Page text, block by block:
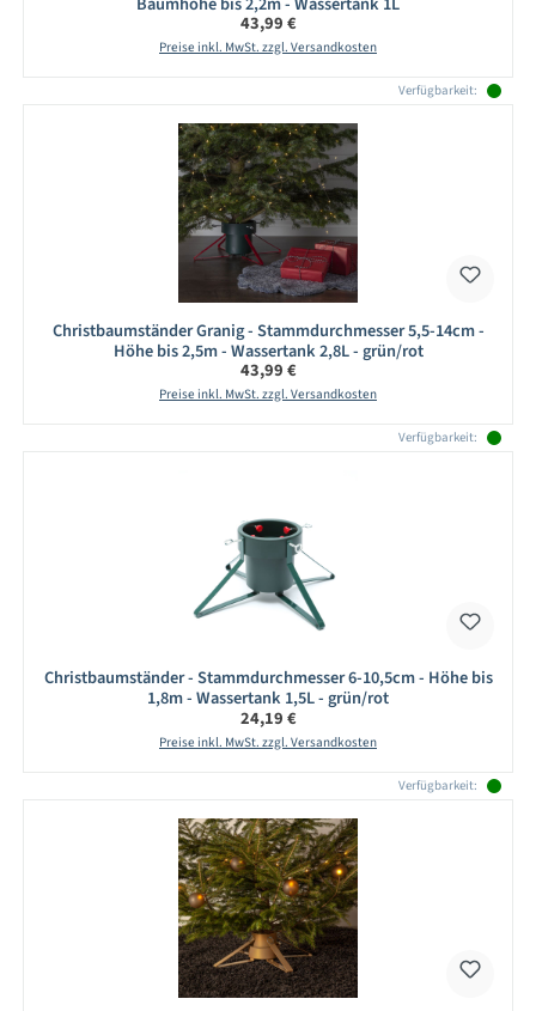
Regulärer Preis:
43,99 €
Preise inkl. MwSt. zzgl. Versandkosten
Verfügbarkeit:
Christbaumständer Granig - Stammdurchmesser 5,5-14cm -
Höhe bis 2,5m - Wassertank 2,8L - grün/rot
Regulärer Preis:
43,99 €
Preise inkl. MwSt. zzgl. Versandkosten
Verfügbarkeit:
Christbaumständer - Stammdurchmesser 6-10,5cm - Höhe bis
1,8m - Wassertank 1,5L - grün/rot
Regulärer Preis:
24,19 €
Preise inkl. MwSt. zzgl. Versandkosten
Verfügbarkeit: